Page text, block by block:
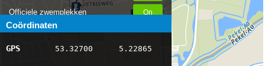
Officiele zwemplekken
Stremmingen/hinder
AIS scheepsposities
Coördinaten
GPS 53.32700 5.22865